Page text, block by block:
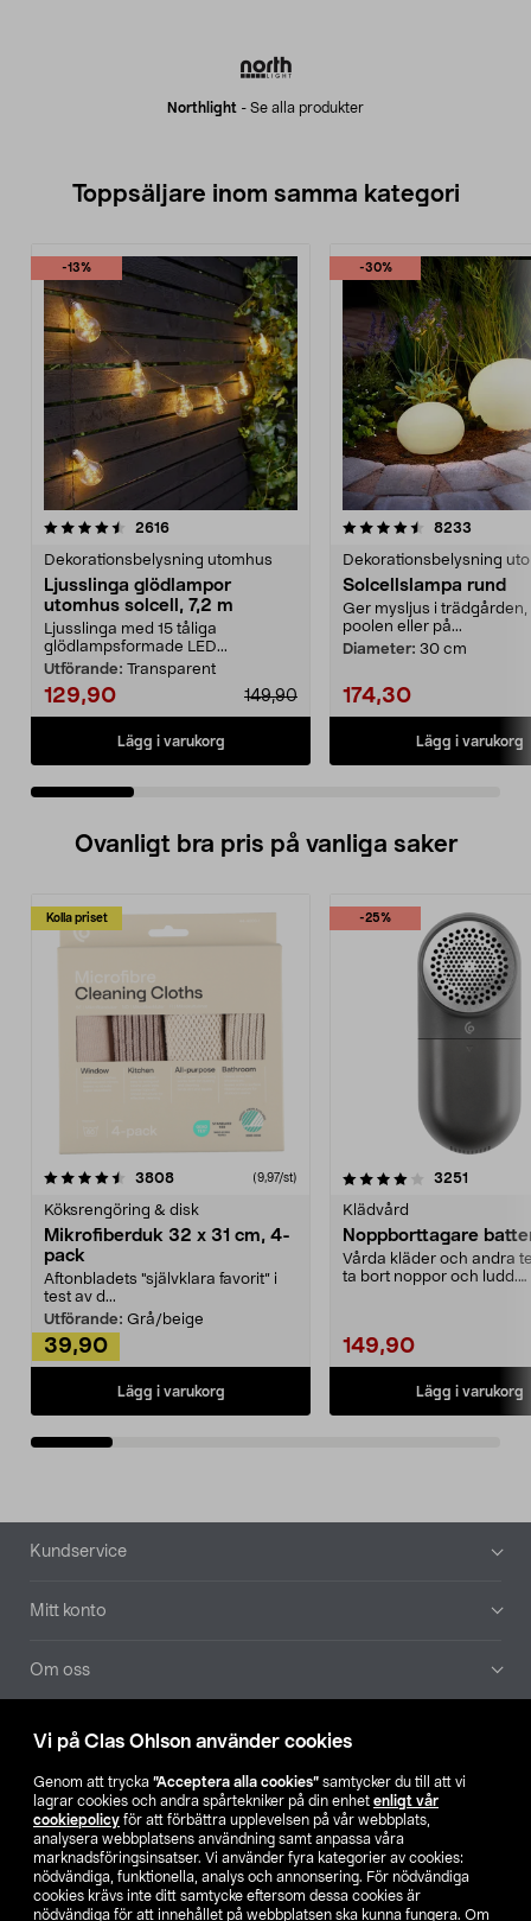
Vi på Clas Ohlson använder cookies
Genom att trycka ”Acceptera alla cookies” samtycker du till att vi
lagrar cookies och andra spårtekniker på din enhet enligt vår
cookiepolicy för att förbättra upplevelsen på vår webbplats,
analysera webbplatsens användning samt anpassa våra
marknadsföringsinsatser. Vi använder fyra kategorier av cookies:
nödvändiga, funktionella, analys och annonsering. För nödvändiga
cookies krävs inte ditt samtycke eftersom dessa cookies är
nödvändiga för att innehållet på webbplatsen ska kunna fungera. Om
Northlight - Se alla produkter
Toppsäljare inom samma kategori
-13%
2616recensioner
Dekorationsbelysning utomhus
Ljusslinga glödlampor
utomhus solcell, 7,2 m
Ljusslinga med 15 tåliga
glödlampsformade LED...
Utförande: Transparent
129,90 149,90
Lägg i varukorg
-30%
4.5 av 5 stjärnor 8233
Dekorationsbelysning
Solcellslampa rund
Ger mysljus i trädgården,
poolen eller på...
Diameter: 30 cm
174,30
Lägg i varukorg
4.5 av 5 stjärnor
Ovanligt bra pris på vanliga saker
Kolla priset
3808recensioner (9,97/st)
Köksrengöring & disk
Mikrofiberduk 32 x 31 cm, 4-
pack
Aftonbladets "självklara favorit” i
test av d...
Utförande: Grå/beige
39,90
Lägg i varukorg
-25%
4.0av 5 stjärnor 3251
Klädvård
Noppborttagare
Vårda kläder och andra
ta bort noppor och ludd.
149,90
Lägg i varukorg
4.5av 5 stjärnor
Sidfot
Kundservice
Mitt konto
Om oss
Aktuellt
Våra bolag
Hitta butik
SE NO FI